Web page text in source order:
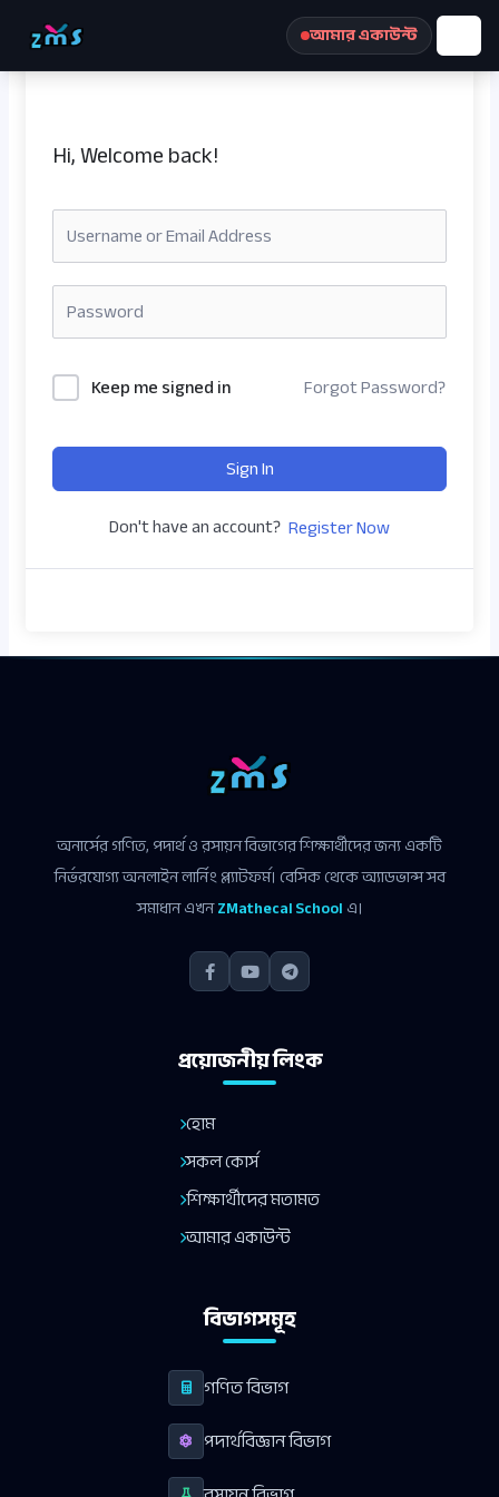
আমার একাউন্ট
Hi, Welcome back!
Keep me signed in Forgot Password?
Sign In
Don't have an account? Register Now
অনার্সের গণিত, পদার্থ ও রসায়ন বিভাগের শিক্ষার্থীদের জন্য একটি
নির্ভরযোগ্য অনলাইন লার্নিং প্ল্যাটফর্ম। বেসিক থেকে অ্যাডভান্স সব
সমাধান এখনZMathecal Schoolএ।
প্রয়োজনীয় লিংক
হোম
সকল কোর্স
শিক্ষার্থীদের মতামত
আমার একাউন্ট
বিভাগসমূহ
গণিত বিভাগ
পদার্থবিজ্ঞান বিভাগ